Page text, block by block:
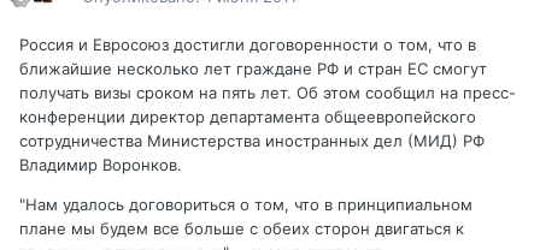
Россия и Евросоюз достигли договоренности о том, что в
ближайшие несколько лет граждане РФ и стран ЕС смогут
получать визы сроком на пять лет. Об этом сообщил на пресс-
конференции директор департамента общеевропейского
сотрудничества Министерства иностранных дел (МИД) РФ
Владимир Воронков.
"Нам удалось договориться о том, что в принципиальном
плане мы будем все больше с обеих сторон двигаться к